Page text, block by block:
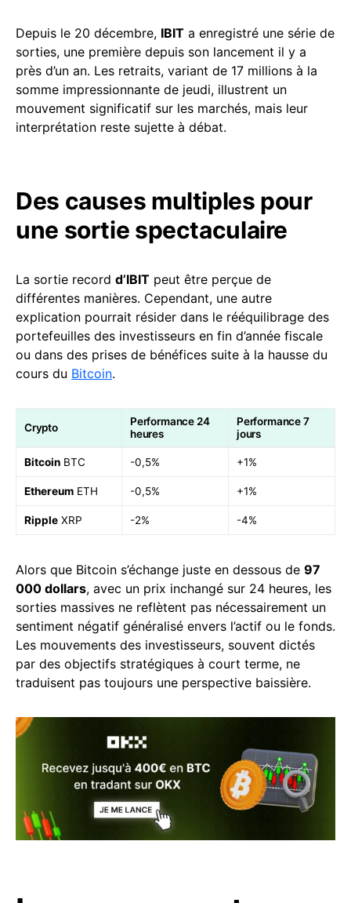
Depuis le 20 décembre, IBIT a enregistré une série de
sorties, une première depuis son lancement il y a
près d’un an. Les retraits, variant de 17 millions à la
somme impressionnante de jeudi, illustrent un
mouvement significatif sur les marchés, mais leur
interprétation reste sujette à débat.
Des causes multiples pour
une sortie spectaculaire
La sortie record d’IBIT peut être perçue de
différentes manières. Cependant, une autre
explication pourrait résider dans le rééquilibrage des
portefeuilles des investisseurs en fin d’année fiscale
ou dans des prises de bénéfices suite à la hausse du
cours du Bitcoin.
Crypto
Performance 24
heures
Performance 7
jours
Bitcoin BTC -0,5% +1%
Ethereum ETH -0,5% +1%
Ripple XRP -2% -4%
Alors que Bitcoin s’échange juste en dessous de 97
000 dollars, avec un prix inchangé sur 24 heures, les
sorties massives ne reflètent pas nécessairement un
sentiment négatif généralisé envers l’actif ou le fonds.
Les mouvements des investisseurs, souvent dictés
par des objectifs stratégiques à court terme, ne
traduisent pas toujours une perspective baissière.